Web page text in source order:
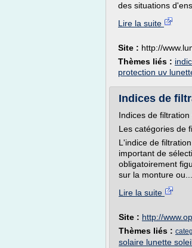
des situations
Lire la suite
Site : http://
Thèmes liés :
protection uv
Indices de
Indices de filtration
Les catégories de
L'indice de
important de
obligatoirement
sur la monture ou...
Lire la suite
Site : http://
Thèmes liés :
solaire lunette